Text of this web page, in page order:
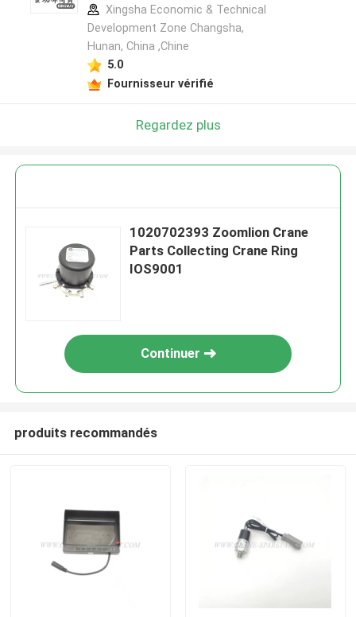
Xingsha Economic & Technical
Development Zone Changsha,
Hunan, China ,Chine
5.0
Fournisseur vérifié
Regardez plus
1020702393 Zoomlion Crane
Parts Collecting Crane Ring
IOS9001
Continuer
produits recommandés